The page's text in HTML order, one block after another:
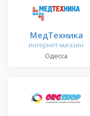
МедТехника
интернет-магазин
Одесса